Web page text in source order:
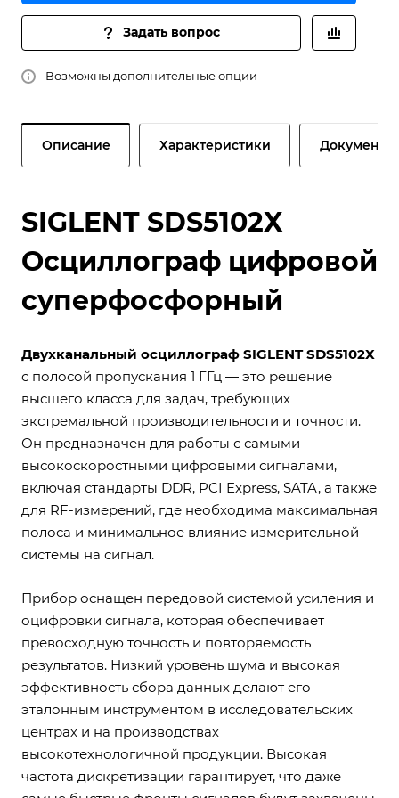
Задать вопрос
Возможны дополнительные опции
Описание Характеристики Документы
SIGLENT SDS5102X
Осциллограф цифровой
суперфосфорный
Двухканальный осциллограф SIGLENT SDS5102X
с полосой пропускания 1 ГГц — это решение
высшего класса для задач, требующих
экстремальной производительности и точности.
Он предназначен для работы с самыми
высокоскоростными цифровыми сигналами,
включая стандарты DDR, PCI Express, SATA, а также
для RF-измерений, где необходима максимальная
полоса и минимальное влияние измерительной
системы на сигнал.
Прибор оснащен передовой системой усиления и
оцифровки сигнала, которая обеспечивает
превосходную точность и повторяемость
результатов. Низкий уровень шума и высокая
эффективность сбора данных делают его
эталонным инструментом в исследовательских
центрах и на производствах
высокотехнологичной продукции. Высокая
частота дискретизации гарантирует, что даже